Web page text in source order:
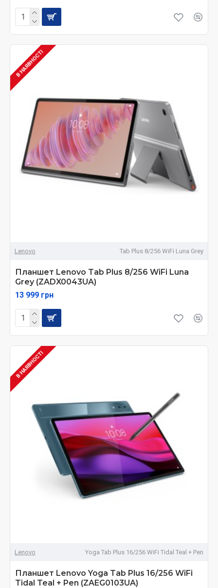
В НАЯВНОСТІ
Lenovo Tab Plus 8/256 WiFi Luna Grey
Планшет Lenovo Tab Plus 8/256 WiFi Luna
Grey (ZADX0043UA)
13 999 грн
В НАЯВНОСТІ
Lenovo Yoga Tab Plus 16/256 WiFi Tidal Teal + Pen
Планшет Lenovo Yoga Tab Plus 16/256 WiFi
Tidal Teal + Pen (ZAEG0103UA)